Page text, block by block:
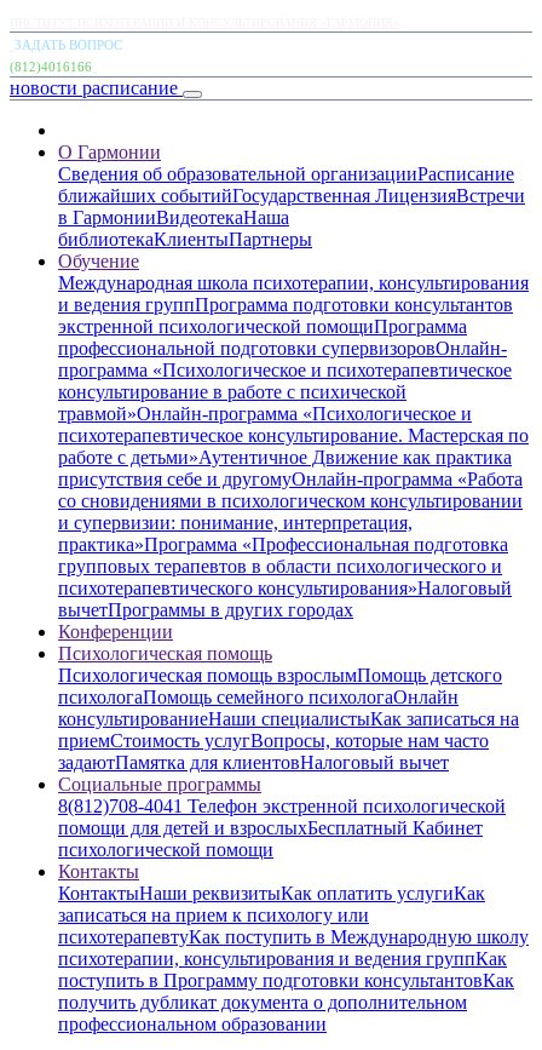
ЗАДАТЬ ВОПРОС
(812)4016166
новости расписание
О Гармонии
Сведения об образовательной организацииРасписание
ближайших событийГосударственная ЛицензияВстречи
в ГармонииВидеотекаНаша
библиотекаКлиентыПартнеры
Обучение
Международная школа психотерапии, консультирования
и ведения группПрограмма подготовки консультантов
экстренной психологической помощиПрограмма
профессиональной подготовки супервизоровОнлайн-
программа «Психологическое и психотерапевтическое
консультирование в работе с психической
травмой»Онлайн-программа «Психологическое и
психотерапевтическое консультирование. Мастерская по
работе с детьми»Аутентичное Движение как практика
присутствия себе и другомуОнлайн-программа «Работа
со сновидениями в психологическом консультировании
и супервизии: понимание, интерпретация,
практика»Программа «Профессиональная подготовка
групповых терапевтов в области психологического и
психотерапевтического консультирования»Налоговый
вычетПрограммы в других городах
Конференции
Психологическая помощь
Психологическая помощь взрослымПомощь детского
психологаПомощь семейного психологаОнлайн
консультированиеНаши специалистыКак записаться на
приемСтоимость услугВопросы, которые нам часто
задаютПамятка для клиентовНалоговый вычет
Социальные программы
8(812)708-4041 Телефон экстренной психологической
помощи для детей и взрослыхБесплатный Кабинет
психологической помощи
Контакты
КонтактыНаши реквизитыКак оплатить услугиКак
записаться на прием к психологу или
психотерапевтуКак поступить в Международную школу
психотерапии, консультирования и ведения группКак
поступить в Программу подготовки консультантовКак
получить дубликат документа о дополнительном
профессиональном образовании